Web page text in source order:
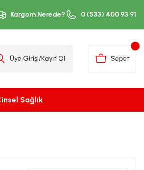
Kargom Nerede? 0 (533) 400 93 91
Üye Girişi/Kayıt Ol Sepet
Sağlık